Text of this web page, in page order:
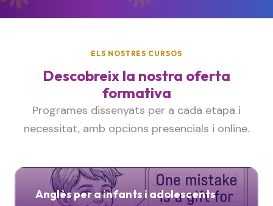
ELS NOSTRES CURSOS
Descobreix la nostra oferta
formativa
Programes dissenyats per a cada etapa i
necessitat, amb opcions presencials i online.
Anglès per a infants i adolescents